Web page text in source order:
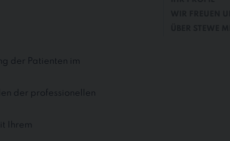
der Patienten im
der professionellen
Ihrem